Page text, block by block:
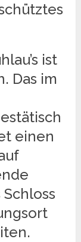
ist
Das im
einen